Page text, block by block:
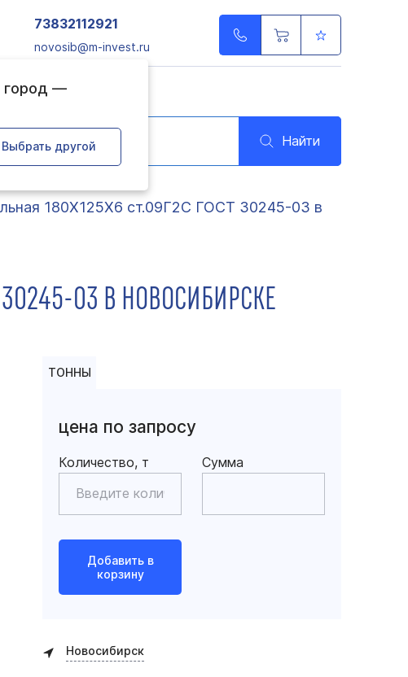
город —
Выбрать другой
73832112921
novosib@m-invest.ru
Найти
180Х125Х6 ст.09Г2С ГОСТ 30245-03 в
03 В НОВОСИБИРСКЕ
ТОННЫ
цена по запросу
Количество, т Сумма
Добавить в
корзину
Новосибирск